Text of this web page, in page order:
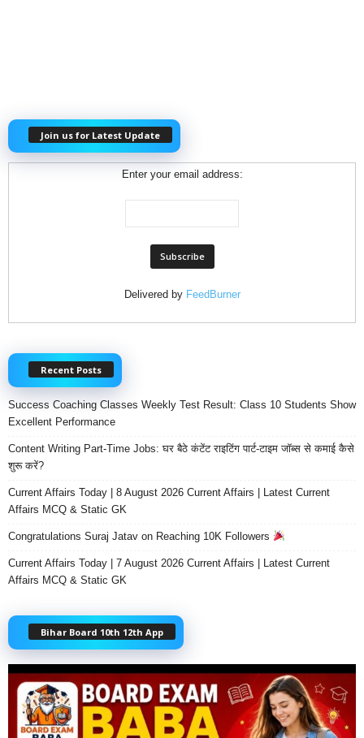
Join us for Latest Update
Enter your email address:
Delivered by FeedBurner
Recent Posts
Success Coaching Classes Weekly Test Result: Class 10 Students Show
Excellent Performance
Content Writing Part-Time Jobs: घर बैठे कंटेंट राइटिंग पार्ट-टाइम जॉब्स से कमाई कैसे
शुरू करें?
Current Affairs Today | 8 August 2026 Current Affairs | Latest Current
Affairs MCQ & Static GK
Congratulations Suraj Jatav on Reaching 10K Followers
Current Affairs Today | 7 August 2026 Current Affairs | Latest Current
Affairs MCQ & Static GK
Bihar Board 10th 12th App